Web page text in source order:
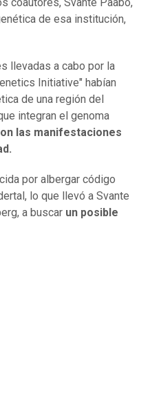
coautores, Svante Paabo,
de esa institución,
llevadas a cabo por la
Initiative" habían
de una región del
integran el genoma
las manifestaciones
por albergar código
lo que llevó a Svante
a buscar un posible